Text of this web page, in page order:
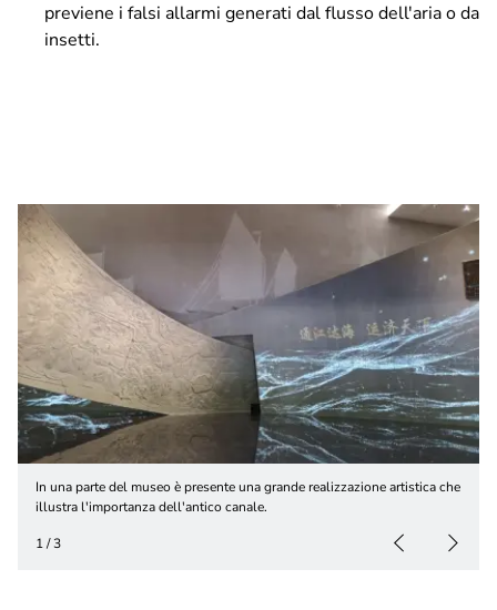
previene i falsi allarmi generati dal flusso dell'aria o da
insetti.
In una parte del museo è presente una grande realizzazione artistica che
illustra l'importanza dell'antico canale.
1/3